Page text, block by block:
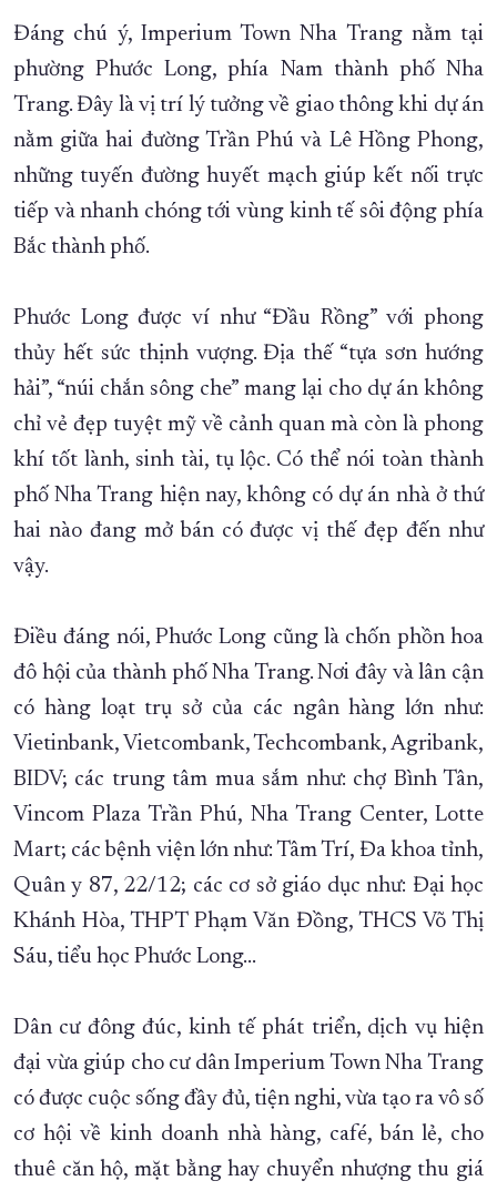
Đáng chú ý, Imperium Town Nha Trang nằm tại
phường Phước Long, phía Nam thành phố Nha
Trang. Đây là vị trí lý tưởng về giao thông khi dự án
nằm giữa hai đường Trần Phú và Lê Hồng Phong,
những tuyến đường huyết mạch giúp kết nối trực
tiếp và nhanh chóng tới vùng kinh tế sôi động phía
Bắc thành phố.
Phước Long được ví như “Đầu Rồng” với phong
thủy hết sức thịnh vượng. Địa thế “tựa sơn hướng
hải”, “núi chắn sông che” mang lại cho dự án không
chỉ vẻ đẹp tuyệt mỹ về cảnh quan mà còn là phong
khí tốt lành, sinh tài, tụ lộc. Có thể nói toàn thành
phố Nha Trang hiện nay, không có dự án nhà ở thứ
hai nào đang mở bán có được vị thế đẹp đến như
vậy.
Điều đáng nói, Phước Long cũng là chốn phồn hoa
đô hội của thành phố Nha Trang. Nơi đây và lân cận
có hàng loạt trụ sở của các ngân hàng lớn như:
Vietinbank, Vietcombank, Techcombank, Agribank,
BIDV; các trung tâm mua sắm như: chợ Bình Tân,
Vincom Plaza Trần Phú, Nha Trang Center, Lotte
Mart; các bệnh viện lớn như: Tâm Trí, Đa khoa tỉnh,
Quân y 87, 22/12; các cơ sở giáo dục như: Đại học
Khánh Hòa, THPT Phạm Văn Đồng, THCS Võ Thị
Sáu, tiểu học Phước Long…
Dân cư đông đúc, kinh tế phát triển, dịch vụ hiện
đại vừa giúp cho cư dân Imperium Town Nha Trang
có được cuộc sống đầy đủ, tiện nghi, vừa tạo ra vô số
cơ hội về kinh doanh nhà hàng, café, bán lẻ, cho
thuê căn hộ, mặt bằng hay chuyển nhượng thu giá